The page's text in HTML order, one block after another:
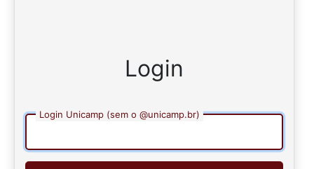
Login
Login Unicamp (sem o @unicamp.br)